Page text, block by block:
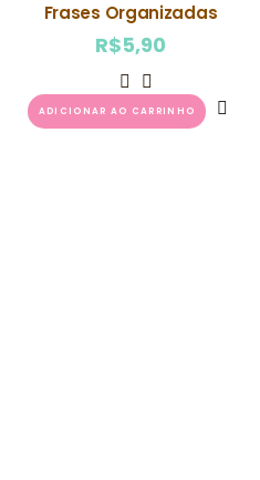
Frases Organizadas
R$5,90
ADICIONAR AO CARRINHO